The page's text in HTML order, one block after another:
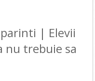
| Elevii
nu trebuie sa